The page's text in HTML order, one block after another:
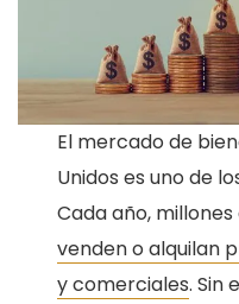
El mercado de
Unidos es uno de
Cada año,
venden o alquilan
y comerciales. Sin